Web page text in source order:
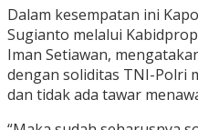
Dalam kesempatan ini
Sugianto melalui
Iman Setiawan,
dengan soliditas TNI-Polri
dan tidak ada tawar